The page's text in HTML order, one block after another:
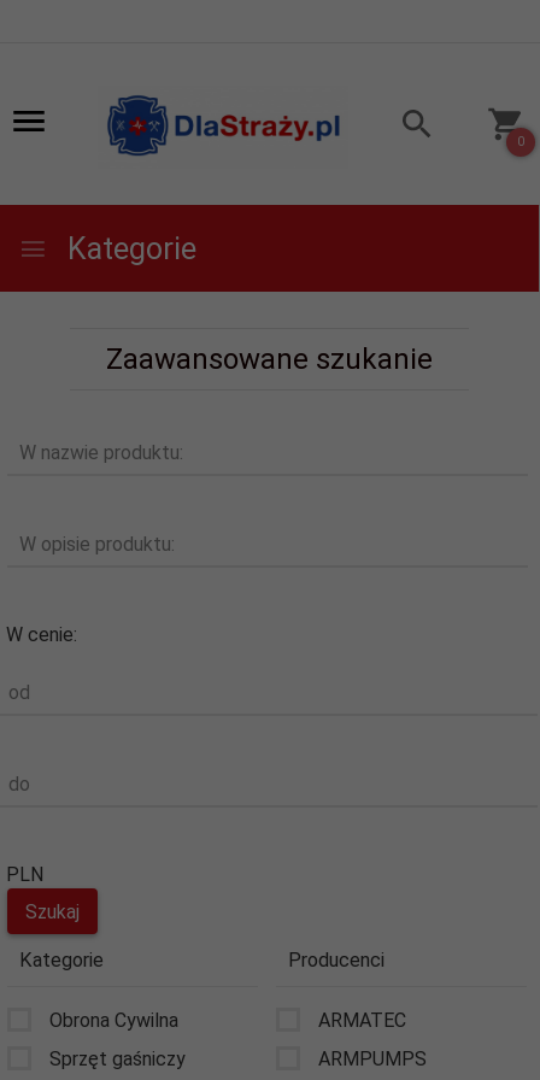
0
Kategorie
Zaawansowane szukanie
W nazwie produktu:
W opisie produktu:
W cenie:
od
do
PLN
Kategorie
Obrona Cywilna
Sprzęt gaśniczy
Producenci
ARMATEC
ARMPUMPS